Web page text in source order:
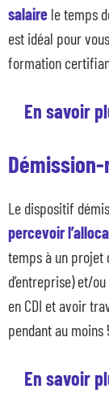
salaire le temps
est idéal pour
formation
En savoir
Le dispositif
percevoir
temps à un projet
d’entreprise) et/
en CDI et avoir
pendant au moins
En savoir